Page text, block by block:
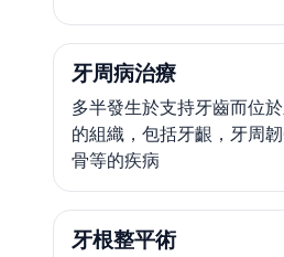
牙周病治療
多半發生於支持牙齒而位
的組織，包括牙齦，牙周
骨等的疾病
牙根整平術